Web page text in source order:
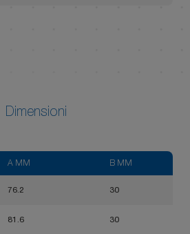
Dimensioni
A MM B MM
76.2 30
81.6 30